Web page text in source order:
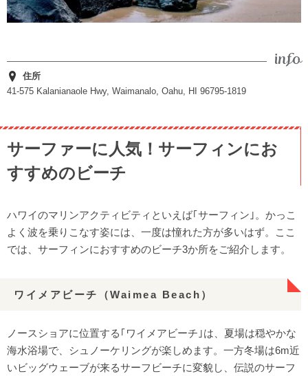
住所
41-575 Kalanianaole Hwy, Waimanalo, Oahu, HI 96795-1819
サーファーに人気！サーフィンにお
すすめのビーチ
ハワイのマリンアクティビティといえば｢サーフィン｣。かっこ
よく波を乗りこなす姿には、一度は憧れた方が多いはず。ここ
では、サーフィンにおすすめのビーチ3か所をご紹介します。
ワイメアビーチ（Waimea Beach）
ノースショアに位置する｢ワイメアビーチ｣は、夏場は穏やかな
海水浴場で、シュノーケリングが楽しめます。一方冬場は6m近
いビッグウェーブが来るサーフビーチに変貌し、伝説のサーフ